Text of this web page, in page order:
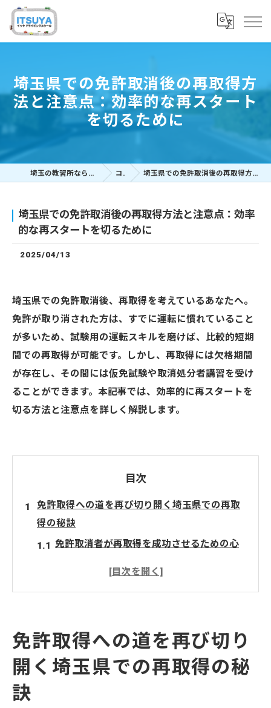
埼玉県での免許取消後の再取得方
法と注意点：効率的な再スタート
を切るために
埼玉の教習所ならイツヤドライビングスクール コラム 埼玉県での免許取消後の再取得方法と注意点：効率的な再スタートを切るために
埼玉県での免許取消後の再取得方法と注意点：効率
的な再スタートを切るために
2025/04/13
埼玉県での免許取消後、再取得を考えているあなたへ。
免許が取り消された方は、すでに運転に慣れていること
が多いため、試験用の運転スキルを磨けば、比較的短期
間での再取得が可能です。しかし、再取得には欠格期間
が存在し、その間には仮免試験や取消処分者講習を受け
ることができます。本記事では、効率的に再スタートを
切る方法と注意点を詳しく解説します。
目次
免許取得への道を再び切り開く埼玉県での再取
得の秘訣
免許取消者が再取得を成功させるための心
再取得をスムーズに進めるための準備事項
免許再取得に向けたモチベーションの維持
免許取得への道を再び切り
開く埼玉県での再取得の秘
訣